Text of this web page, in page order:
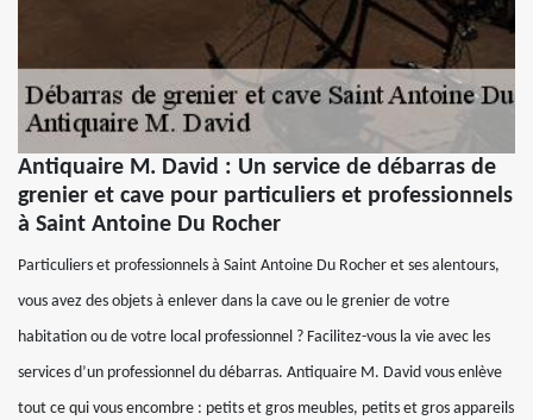
Antiquaire M. David : Un service de débarras de
grenier et cave pour particuliers et professionnels
à Saint Antoine Du Rocher
Particuliers et professionnels à Saint Antoine Du Rocher et ses alentours,
vous avez des objets à enlever dans la cave ou le grenier de votre
habitation ou de votre local professionnel ? Facilitez-vous la vie avec les
services d’un professionnel du débarras. Antiquaire M. David vous enlève
tout ce qui vous encombre : petits et gros meubles, petits et gros appareils